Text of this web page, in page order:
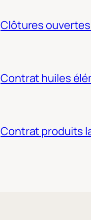
Clôtures ouvertes
Contrat huiles
Contrat produits